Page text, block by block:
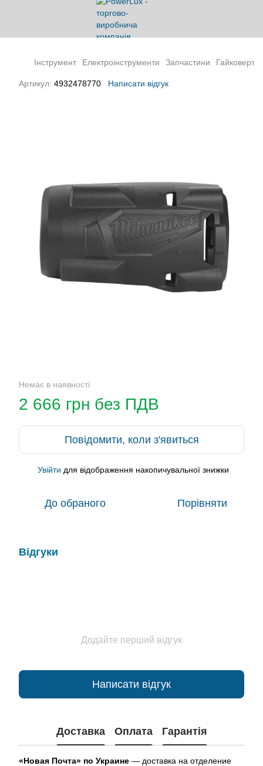
Інструмент Електроінструменти Запчастини Гайковерти
Артикул: 4932478770 Написати відгук
Немає в наявності
2 666 грн без ПДВ
Повідомити, коли з'явиться
Увійти для відображення накопичувальної знижки
До обраного Порівняти
Відгуки
Додайте перший відгук
Написати відгук
Доставка Оплата Гарантія
«Новая Почта» по Украине — доставка на отделение